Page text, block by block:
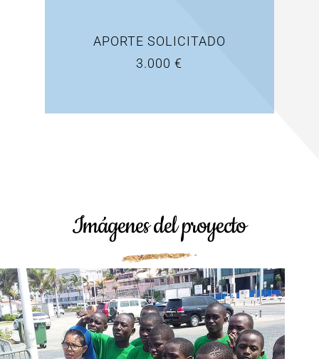
APORTE SOLICITADO
3.000 €
Imágenes del proyecto